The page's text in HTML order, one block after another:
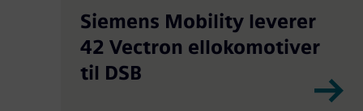
Siemens Mobility leverer
42 Vectron ellokomotiver
til DSB